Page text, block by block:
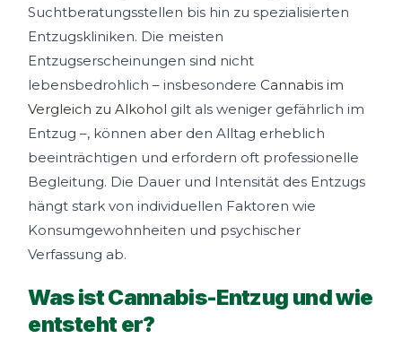
Suchtberatungsstellen bis hin zu spezialisierten
Entzugskliniken. Die meisten
Entzugserscheinungen sind nicht
lebensbedrohlich – insbesondere Cannabis im
Vergleich zu Alkohol gilt als weniger gefährlich im
Entzug –, können aber den Alltag erheblich
beeinträchtigen und erfordern oft professionelle
Begleitung. Die Dauer und Intensität des Entzugs
hängt stark von individuellen Faktoren wie
Konsumgewohnheiten und psychischer
Verfassung ab.
Was ist Cannabis-Entzug und wie
entsteht er?